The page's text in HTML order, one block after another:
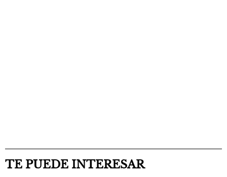
TE PUEDE INTERESAR